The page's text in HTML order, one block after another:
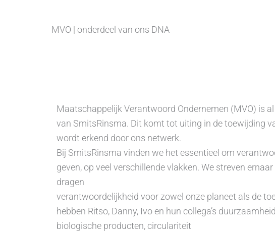
MVO | onderdeel van ons DNA
Maatschappelijk Verantwoord Ondernemen (MVO) is
van SmitsRinsma. Dit komt tot uiting in de toewijding
wordt erkend door ons netwerk.
Bij SmitsRinsma vinden we het essentieel om
geven, op veel verschillende vlakken. We streven
dragen
verantwoordelijkheid voor zowel onze planeet als de
hebben Ritso, Danny, Ivo en hun collega’s
biologische producten, circulariteit